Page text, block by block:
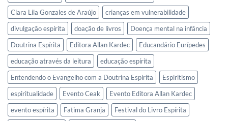
Clara Lila Gonzales de Araújo
crianças em vulnerabilidade
divulgação espírita
doação de livros
Doença mental na infância
Doutrina Espírita
Editora Allan Kardec
Educandário Eurípedes
educação através da leitura
educação espírita
Entendendo o Evangelho com a Doutrina Espírita
Espiritismo
espiritualidade
Evento Ceak
Evento Editora Allan Kardec
evento espírita
Fatima Granja
Festival do Livro Espírita